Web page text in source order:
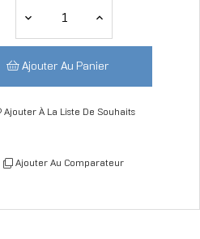
Ajouter Au Panier
Ajouter À La Liste De Souhaits
Ajouter Au Comparateur